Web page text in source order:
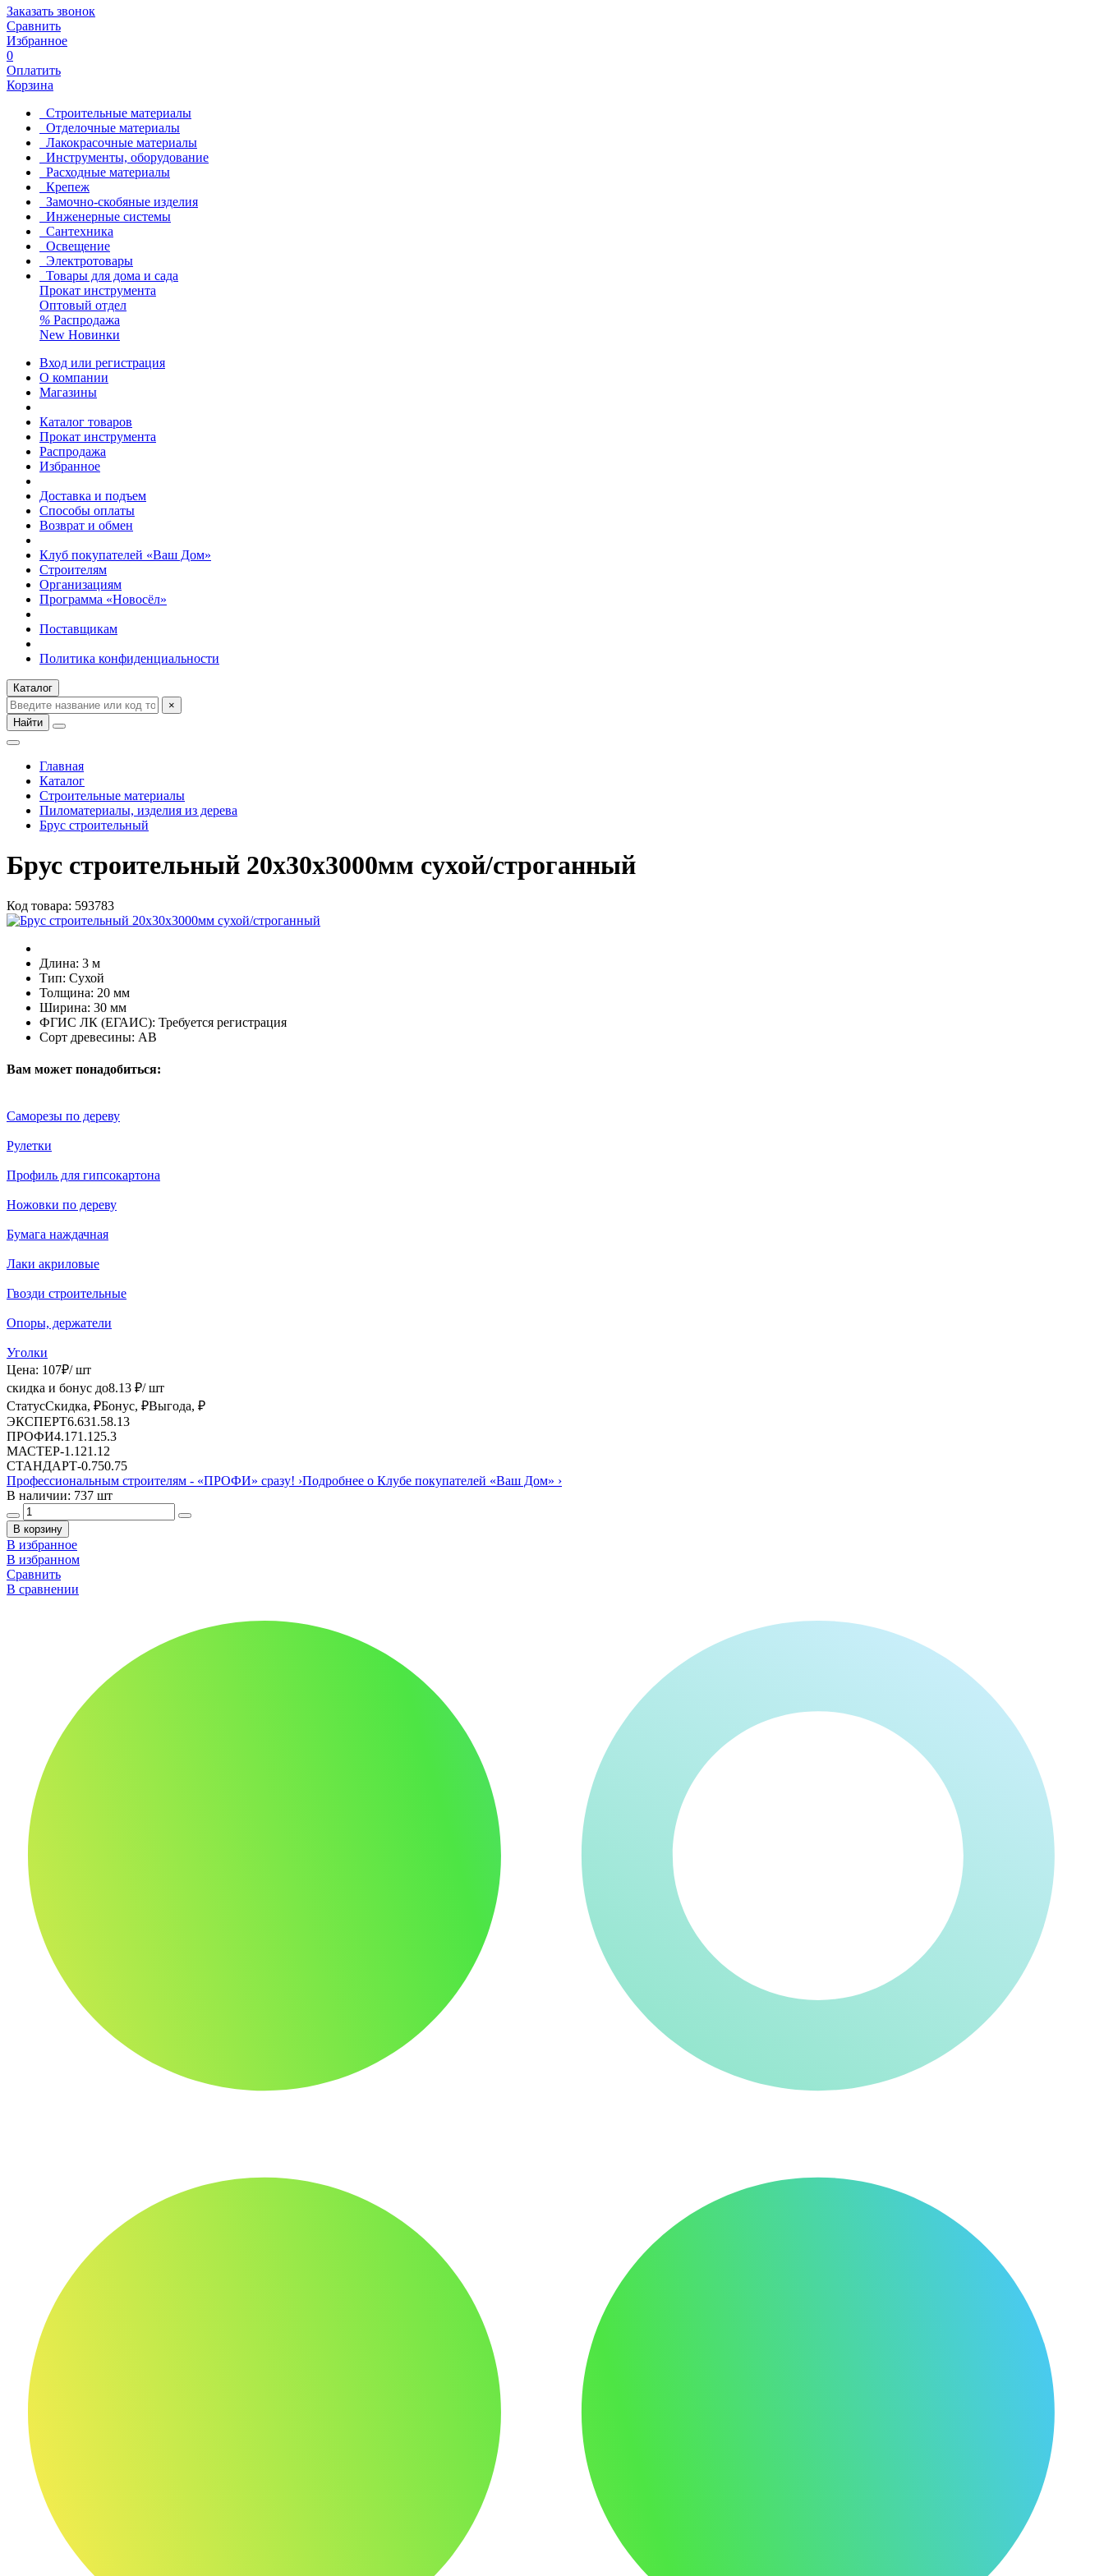
Заказать звонок
Сравнить
Избранное
0
Оплатить
Корзина
Строительные материалы
Отделочные материалы
Лакокрасочные материалы
Инструменты, оборудование
Расходные материалы
Крепеж
Замочно-скобяные изделия
Инженерные системы
Сантехника
Освещение
Электротовары
Товары для дома и сада
Прокат инструмента
Оптовый отдел
% Распродажа
New Новинки
Вход или регистрация
О компании
Магазины
Каталог товаров
Прокат инструмента
Распродажа
Избранное
Доставка и подъем
Способы оплаты
Возврат и обмен
Клуб покупателей «Ваш Дом»
Строителям
Организациям
Программа «Новосёл»
Поставщикам
Политика конфиденциальности
Каталог
×
Найти
Главная
Каталог
Строительные материалы
Пиломатериалы, изделия из дерева
Брус строительный
Брус строительный 20х30х3000мм сухой/строганный
Код товара: 593783
Длина: 3 м
Тип: Сухой
Толщина: 20 мм
Ширина: 30 мм
ФГИС ЛК (ЕГАИС): Требуется регистрация
Сорт древесины: АВ
Вам может понадобиться:
Саморезы по дереву
Рулетки
Профиль для гипсокартона
Ножовки по дереву
Бумага наждачная
Лаки акриловые
Гвозди строительные
Опоры, держатели
Уголки
Цена: 107₽/ шт
скидка и бонус до8.13 ₽/ шт
СтатусСкидка, ₽Бонус, ₽Выгода, ₽
ЭКСПЕРТ6.631.58.13
ПРОФИ4.171.125.3
МАСТЕР-1.121.12
СТАНДАРТ-0.750.75
Профессиональным строителям - «ПРОФИ» сразу! ›Подробнее о Клубе покупателей «Ваш Дом» ›
В наличии: 737 шт
В корзину
В избранное
В избранном
Сравнить
В сравнении